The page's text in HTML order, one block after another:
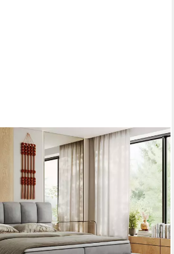
Set, Topper T25/Visco, T30-
Kopfteil), Boxspringbett,
dekorative Box
€